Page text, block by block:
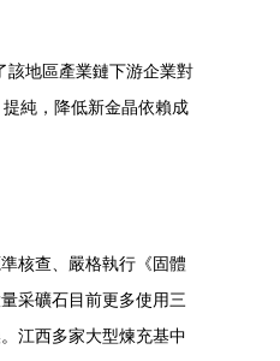
該地區產業鏈下游企業對
純，降低新金晶依賴成
核查、嚴格執行《固體
采礦石目前更多使用三
江西多家大型煉充基中